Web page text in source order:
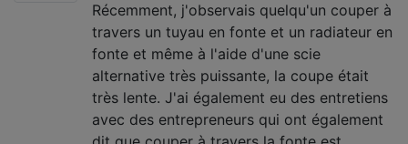
Récemment, j'observais quelqu'un couper à
travers un tuyau en fonte et un radiateur en
fonte et même à l'aide d'une scie
alternative très puissante, la coupe était
très lente. J'ai également eu des entretiens
avec des entrepreneurs qui ont également